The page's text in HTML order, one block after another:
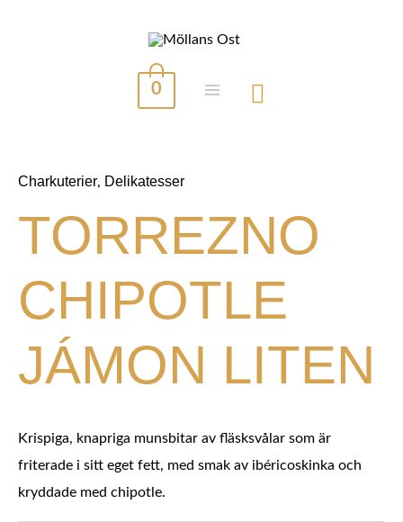
0
MAIN
Charkuterier, Delikatesser
TORREZNO
CHIPOTLE
JÁMON LITEN
Krispiga, knapriga munsbitar av fläsksvålar som är
friterade i sitt eget fett, med smak av ibéricoskinka och
kryddade med chipotle.